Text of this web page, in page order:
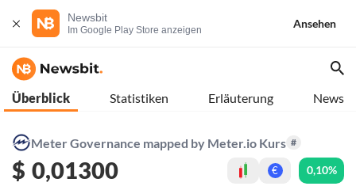
Newsbit
Im Google Play Store anzeigen
Ansehen
Überblick Statistiken Erläuterung News
Meter Governance mapped by Meter.io Kurs #
$ 0,01300 € 0,10%